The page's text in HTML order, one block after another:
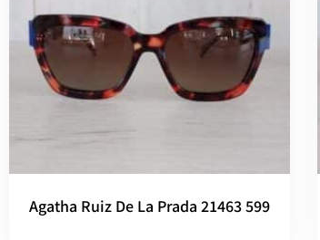
Agatha Ruiz De La Prada 21463 599